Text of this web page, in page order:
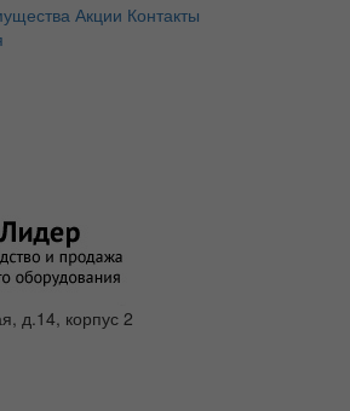
Акции Контакты
д.14, корпус 2